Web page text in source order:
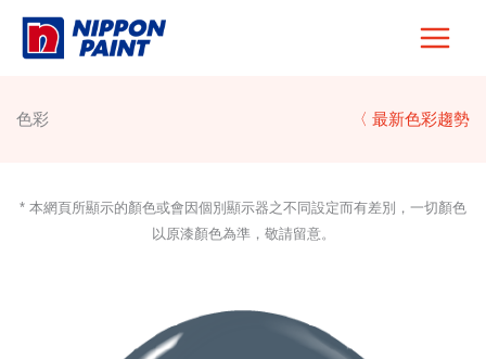
Skip
色彩 〈 最新色彩趨勢
* 本網頁所顯示的顏色或會因個別顯示器之不同設定而有差別，一切顏色
以原漆顏色為準，敬請留意。